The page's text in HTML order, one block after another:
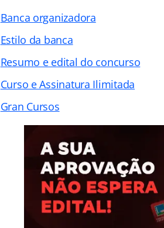
Banca organizadora
Estilo da banca
Resumo e edital do concurso
Curso e Assinatura Ilimitada
Gran Cursos